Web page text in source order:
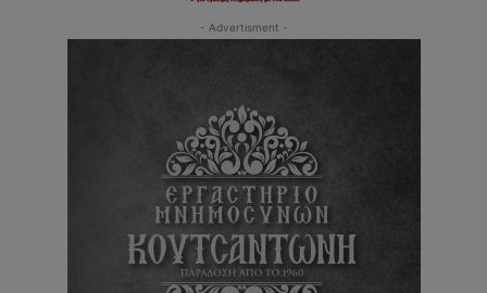
- Advertisment -